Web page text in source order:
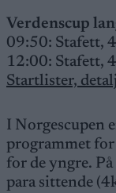
Verdenscup
09:50: Stafett,
12:00: Stafett,
Startlister,
I Norgescupen
programmet
for de yngre.
para sittende